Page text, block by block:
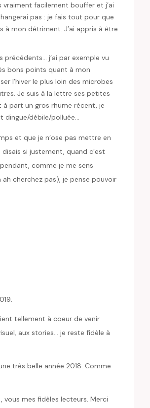
facilement bouffer et j’ai
pas : je fais tout pour que
mon détriment. J’ai appris à être
j’ai par exemple vu
bons points quant à mon
l’hiver le plus loin des microbes
Je suis à la lettre ses petites
part un gros rhume récent, je
dingue/débile/polluée…
et que je n’ose pas mettre en
si justement, quand c’est
comme je me sens
cherchez pas), je pense pouvoir
tellement à coeur de venir
aux stories… je reste fidèle à
très belle année 2018. Comme
mes fidèles lecteurs. Merci